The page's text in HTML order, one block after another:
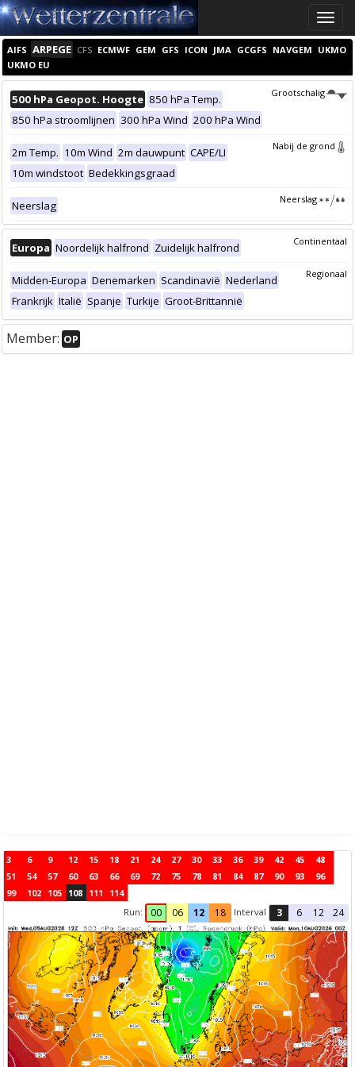
Toggle
AIFS ARPEGE CFS ECMWF GEM GFS ICON JMA GCGFS NAVGEM UKMO
UKMO EU
Grootschalig
500 hPa Geopot. Hoogte 850 hPa Temp.
850 hPa stroomlijnen 300 hPa Wind 200 hPa Wind
Nabij de grond
2m Temp. 10m Wind 2m dauwpunt CAPE/LI
10m windstoot Bedekkingsgraad
Neerslag
Neerslag
Continentaal
Europa Noordelijk halfrond Zuidelijk halfrond
Regionaal
Midden-Europa Denemarken Scandinavië Nederland
Frankrijk Italië Spanje Turkije Groot-Brittannië
Member: OP
3 6 9 12 15 18 21 24 27 30 33 36 39 42 45
48
51
54 57 60 63 66 69 72 75 78 81 84 87 90 93
96
99
102 105 108 111
114
Run:
00 06 12 18 Interval 3 6 12 24